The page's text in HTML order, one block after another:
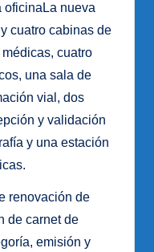
oficinaLa nueva
cuatro cabinas de
cuatro
una sala de
vial, dos
y validación
y una estación
renovación de
de carnet de
emisión y